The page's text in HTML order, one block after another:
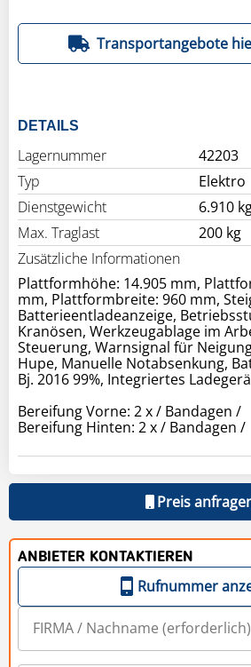
Transportangebote
DETAILS
Lagernummer
42203
Typ
Elektro
Dienstgewicht
6.910
Max. Traglast
200 kg
Zusätzliche Informationen
Plattformhöhe: 14.905 mm,
mm, Plattformbreite: 960 mm,
Batterieentladeanzeige,
Kranösen, Werkzeugablage im
Steuerung, Warnsignal für
Hupe, Manuelle Notabsenkung,
Bj. 2016 99%, Integriertes
Bereifung Vorne: 2 x / Bandagen /
Bereifung Hinten: 2 x / Bandagen /
Preis
ANBIETER KONTAKTIEREN
Rufnummer